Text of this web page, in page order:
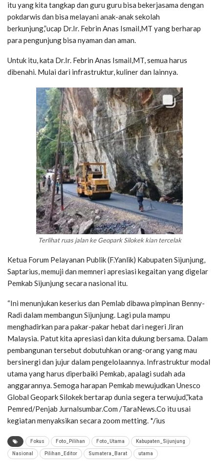
itu yang kita tangkap dan guru guru bisa bekerjasama dengan
pokdarwis dan bisa melayani anak-anak sekolah
berkunjung,”ucap Dr.Ir. Febrin Anas Ismail,MT yang berharap
para pengunjung bisa nyaman dan aman.
Untuk itu, kata Dr.Ir. Febrin Anas Ismail,MT, semua harus
dibenahi. Mulai dari infrastruktur, kuliner dan lainnya.
Terlihat ruas jalan ke Geopark Silokek kian tercelak
Ketua Forum Pelayanan Publik (F.Yanlik) Kabupaten Sijunjung,
Saptarius, memuji dan memneri apresiasi kegaitan yang digelar
Pemkab Sijunjung secara nasional itu.
“Ini menunjukan keserius dan Pemlab dibawa pimpinan Benny-
Radi dalam membangun Sijunjung. Lagi pula mampu
menghadirkan para pakar-pakar hebat dari negeri Jiran
Malaysia. Patut kita apresiasi dan kita dukung bersama. Dalam
pembangunan tersebut dobutuhkan orang-orang yang mau
bersinergi dan jujur dalam pengelolaannya. Infrastruktur modal
utama yang harus diperbaiki Pemkab, apalagi sudah ada
anggarannya. Semoga harapan Pemkab mewujudkan Unesco
Global Geopark Silokek bertarap dunia segera terwujud,”kata
Pemred/Penjab Jurnalsumbar.Com /TaraNews.Co itu usai
kegiatan menyaksikan secara zoom metting. */ius
Fokus Foto_Pilihan Foto_Utama Kabupaten_Sijunjung
Nasional Pilihan_Editor Sumatera_Barat utama